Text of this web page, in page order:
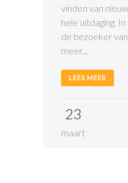
vinden van
hele uitdaging.
de bezoeker
meer...
LEES MEER
23
maart